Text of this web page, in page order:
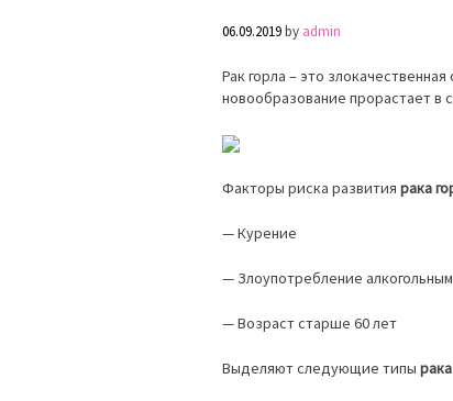
06.09.2019by admin
Рак горла – это
новообразование прорастает в
Факторы риска развития рака
— Курение
— Злоупотребление
— Возраст старше 60 лет
Выделяют следующие типы